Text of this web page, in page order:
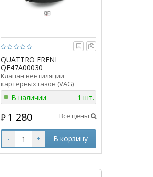
QUATTRO FRENI
QF47A00030
Клапан вентиляции
картерных газов (VAG)
Quattro Freni QF47A00030
аналог 077103245B
В наличии 1 шт.
₽ 1 280 Все цены
- + В корзину